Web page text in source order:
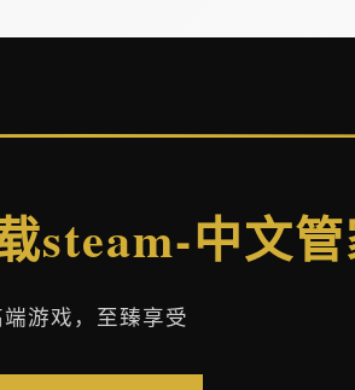
steam-中文
端游戏，至臻享受